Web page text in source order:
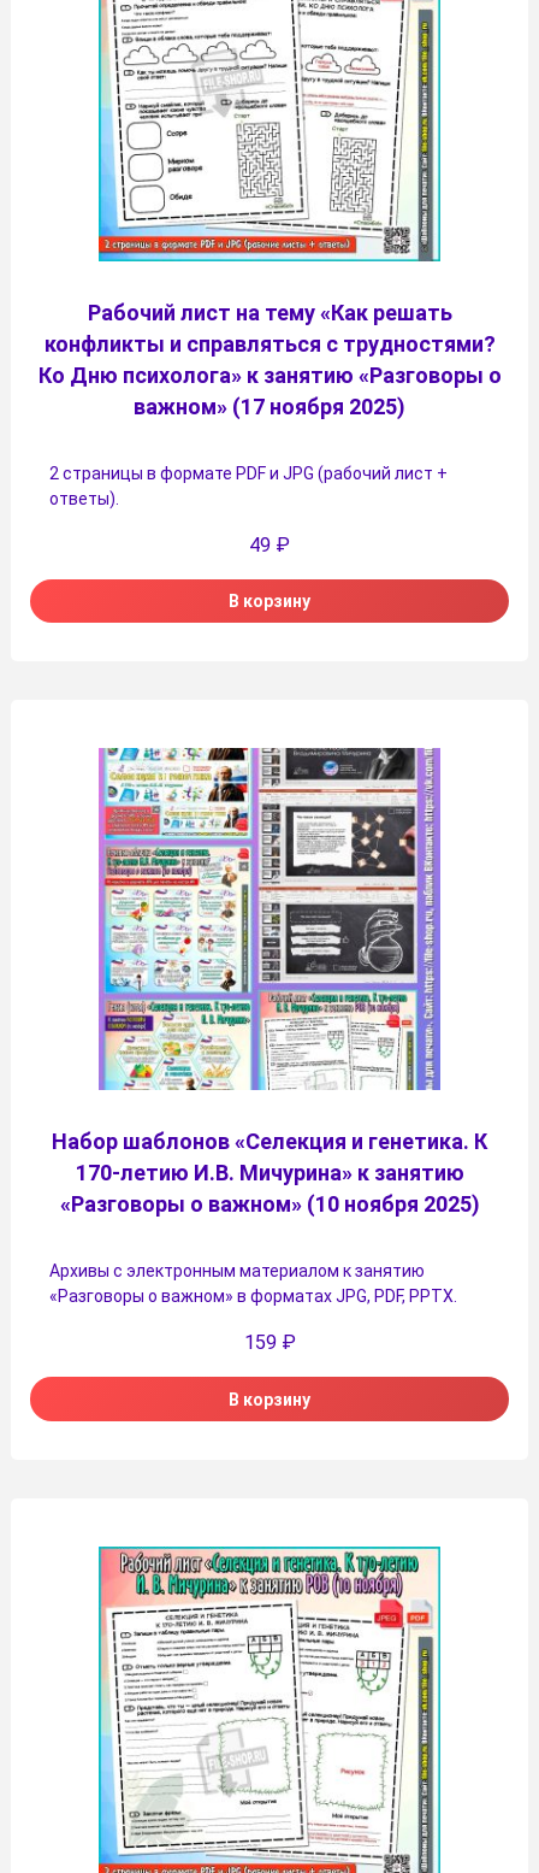
Рабочий лист на тему «Как решать
конфликты и справляться с трудностями?
Ко Дню психолога» к занятию «Разговоры о
важном» (17 ноября 2025)
2 страницы в формате PDF и JPG (рабочий лист +
ответы).
49 ₽
В корзину
Набор шаблонов «Селекция и генетика. К
170-летию И.В. Мичурина» к занятию
«Разговоры о важном» (10 ноября 2025)
Архивы с электронным материалом к занятию
«Разговоры о важном» в форматах JPG, PDF, PPTX.
159 ₽
В корзину